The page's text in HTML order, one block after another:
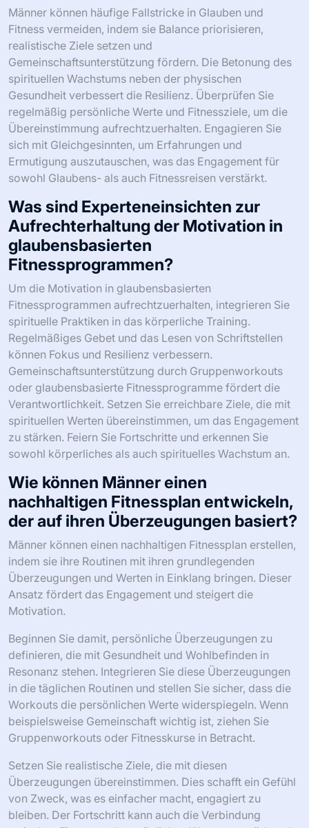
Männer können häufige Fallstricke in Glauben und
Fitness vermeiden, indem sie Balance priorisieren,
realistische Ziele setzen und
Gemeinschaftsunterstützung fördern. Die Betonung des
spirituellen Wachstums neben der physischen
Gesundheit verbessert die Resilienz. Überprüfen Sie
regelmäßig persönliche Werte und Fitnessziele, um die
Übereinstimmung aufrechtzuerhalten. Engagieren Sie
sich mit Gleichgesinnten, um Erfahrungen und
Ermutigung auszutauschen, was das Engagement für
sowohl Glaubens- als auch Fitnessreisen verstärkt.
Was sind Experteneinsichten zur
Aufrechterhaltung der Motivation in
glaubensbasierten
Fitnessprogrammen?
Um die Motivation in glaubensbasierten
Fitnessprogrammen aufrechtzuerhalten, integrieren Sie
spirituelle Praktiken in das körperliche Training.
Regelmäßiges Gebet und das Lesen von Schriftstellen
können Fokus und Resilienz verbessern.
Gemeinschaftsunterstützung durch Gruppenworkouts
oder glaubensbasierte Fitnessprogramme fördert die
Verantwortlichkeit. Setzen Sie erreichbare Ziele, die mit
spirituellen Werten übereinstimmen, um das Engagement
zu stärken. Feiern Sie Fortschritte und erkennen Sie
sowohl körperliches als auch spirituelles Wachstum an.
Wie können Männer einen
nachhaltigen Fitnessplan entwickeln,
der auf ihren Überzeugungen basiert?
Männer können einen nachhaltigen Fitnessplan erstellen,
indem sie ihre Routinen mit ihren grundlegenden
Überzeugungen und Werten in Einklang bringen. Dieser
Ansatz fördert das Engagement und steigert die
Motivation.
Beginnen Sie damit, persönliche Überzeugungen zu
definieren, die mit Gesundheit und Wohlbefinden in
Resonanz stehen. Integrieren Sie diese Überzeugungen
in die täglichen Routinen und stellen Sie sicher, dass die
Workouts die persönlichen Werte widerspiegeln. Wenn
beispielsweise Gemeinschaft wichtig ist, ziehen Sie
Gruppenworkouts oder Fitnesskurse in Betracht.
Setzen Sie realistische Ziele, die mit diesen
Überzeugungen übereinstimmen. Dies schafft ein Gefühl
von Zweck, was es einfacher macht, engagiert zu
bleiben. Der Fortschritt kann auch die Verbindung